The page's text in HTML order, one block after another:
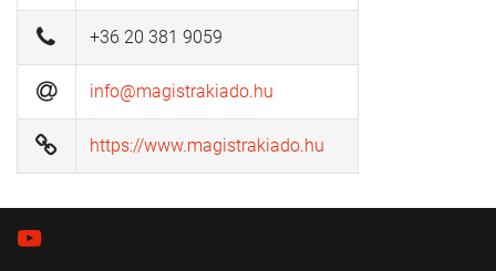
+36 20 381 9059
info@magistrakiado.hu
https://www.magistrakiado.hu